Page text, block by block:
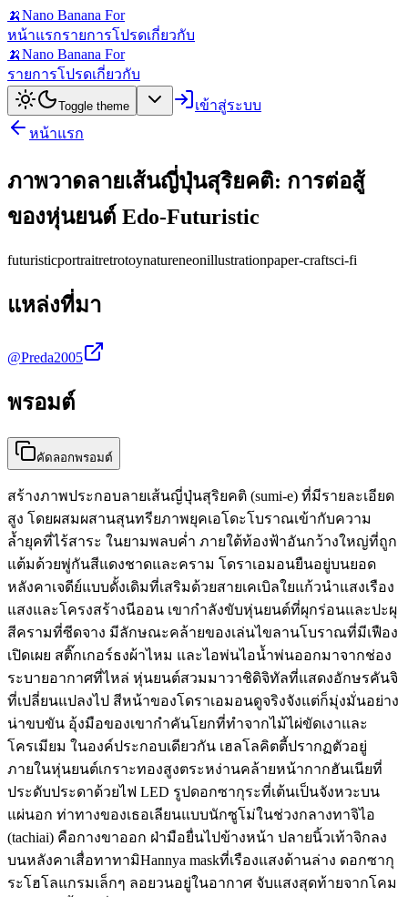
🍌Nano Banana For
หน้าแรกรายการโปรดเกี่ยวกับ
🍌Nano Banana For
รายการโปรดเกี่ยวกับ
Toggle theme
เข้าสู่ระบบ
หน้าแรก
ภาพวาดลายเส้นญี่ปุ่นสุริยคติ: การต่อสู้
ของหุ่นยนต์ Edo-Futuristic
futuristicportraitretrotoynatureneonillustrationpaper-craftsci-fi
แหล่งที่มา
@Preda2005
พรอมต์
คัดลอกพรอมต์
สร้างภาพประกอบลายเส้นญี่ปุ่นสุริยคติ (sumi-e) ที่มีรายละเอียด
สูง โดยผสมผสานสุนทรียภาพยุคเอโดะโบราณเข้ากับความ
ล้ำยุคที่ไร้สาระ ในยามพลบค่ำ ภายใต้ท้องฟ้าอันกว้างใหญ่ที่ถูก
แต้มด้วยพู่กันสีแดงชาดและคราม โดราเอมอนยืนอยู่บนยอด
หลังคาเจดีย์แบบดั้งเดิมที่เสริมด้วยสายเคเบิลใยแก้วนำแสงเรือง
แสงและโครงสร้างนีออน เขากำลังขับหุ่นยนต์ที่ผุกร่อนและปะผุ
สีครามที่ซีดจาง มีลักษณะคล้ายของเล่นไขลานโบราณที่มีเฟือง
เปิดเผย สติ๊กเกอร์ธงผ้าไหม และไอพ่นไอน้ำพ่นออกมาจากช่อง
ระบายอากาศที่ไหล่ หุ่นยนต์สวมมาวาชิดิจิทัลที่แสดงอักษรคันจิ
ที่เปลี่ยนแปลงไป สีหน้าของโดราเอมอนดูจริงจังแต่ก็มุ่งมั่นอย่าง
น่าขบขัน อุ้งมือของเขากำคันโยกที่ทำจากไม้ไผ่ขัดเงาและ
โครเมียม ในองค์ประกอบเดียวกัน เฮลโลคิตตี้ปรากฏตัวอยู่
ภายในหุ่นยนต์เกราะทองสูงตระหง่านคล้ายหน้ากากฮันเนียที่
ประดับประดาด้วยไฟ LED รูปดอกซากุระที่เต้นเป็นจังหวะบน
แผ่นอก ท่าทางของเธอเลียนแบบนักซูโม่ในช่วงกลางทาจิไอ
(tachiai) คือกางขาออก ฝ่ามือยื่นไปข้างหน้า ปลายนิ้วเท้าจิกลง
บนหลังคาเสื่อทาทามิHannya maskที่เรืองแสงด้านล่าง ดอกซากุ
ระโฮโลแกรมเล็กๆ ลอยวนอยู่ในอากาศ จับแสงสุดท้ายจากโคม